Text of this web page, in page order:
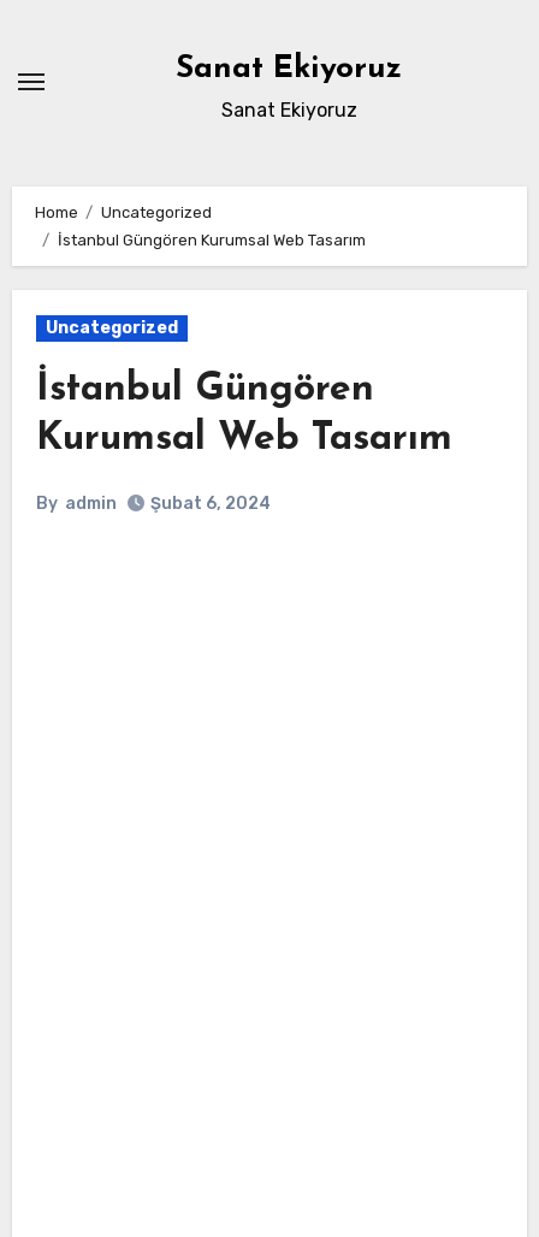
content
Sanat Ekiyoruz
Sanat Ekiyoruz
Home
Uncategorized
İstanbul Güngören Kurumsal Web Tasarım
Uncategorized
İstanbul Güngören
Kurumsal Web Tasarım
By admin Şubat 6, 2024